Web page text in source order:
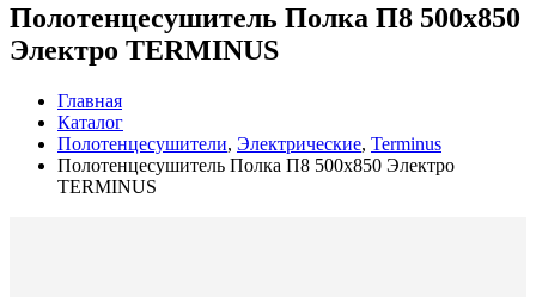
Полотенцесушитель Полка П8 500х850
Электро TERMINUS
Главная
Каталог
Полотенцесушители, Электрические, Terminus
Полотенцесушитель Полка П8 500х850 Электро
TERMINUS